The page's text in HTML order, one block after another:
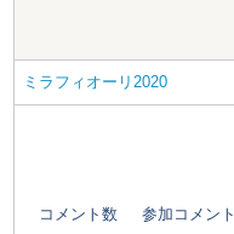
ミラフィオーリ2020
コメント数 参加コメント